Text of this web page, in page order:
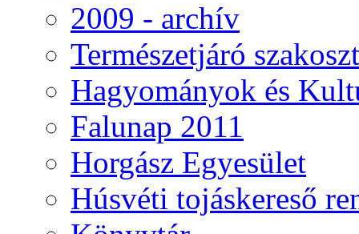
2009 - archív
Természetjáró
Hagyományok és
Falunap 2011
Horgász Egyesület
Húsvéti tojáskereső